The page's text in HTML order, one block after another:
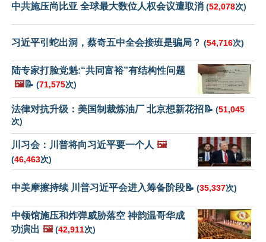
中共施压尚比亚 全球最大数位人权会议遭取消 (52,078次)
习近平引蛇出洞，蔡奇五中全会接班是骗局？ (54,716次)
陆专家打脸党魁:“共同富裕”有结构性问题
🖼️📝 (71,575次)
法律对抗升级：美国制裁炼油厂 北京想新花招📝 (51,045
次)
川习会：川普将向习近平要一个人 🖼️
(46,463次)
中美摩擦持续 川普习近平会进入筹备阶段📝 (35,337次)
中领馆施压和炸弹威胁落空 神韵温哥华成
功演出 🖼️ (42,911次)